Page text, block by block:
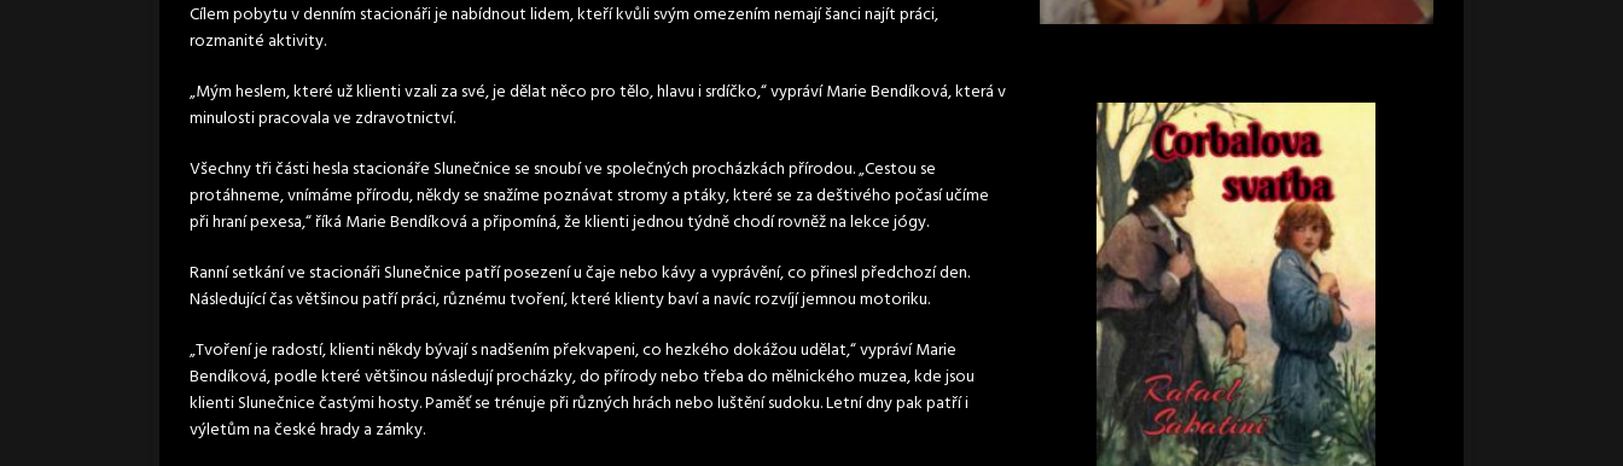
Cílem pobytu v denním stacionáři je nabídnout lidem, kteří kvůli svým omezením nemají šanci najít práci,
rozmanité aktivity.
„Mým heslem, které už klienti vzali za své, je dělat něco pro tělo, hlavu i srdíčko,“ vypráví Marie Bendíková, která v
minulosti pracovala ve zdravotnictví.
Všechny tři části hesla stacionáře Slunečnice se snoubí ve společných procházkách přírodou. „Cestou se
protáhneme, vnímáme přírodu, někdy se snažíme poznávat stromy a ptáky, které se za deštivého počasí učíme
při hraní pexesa,“ říká Marie Bendíková a připomíná, že klienti jednou týdně chodí rovněž na lekce jógy.
Ranní setkání ve stacionáři Slunečnice patří posezení u čaje nebo kávy a vyprávění, co přinesl předchozí den.
Následující čas většinou patří práci, různému tvoření, které klienty baví a navíc rozvíjí jemnou motoriku.
„Tvoření je radostí, klienti někdy bývají s nadšením překvapeni, co hezkého dokážou udělat,“ vypráví Marie
Bendíková, podle které většinou následují procházky, do přírody nebo třeba do mělnického muzea, kde jsou
klienti Slunečnice častými hosty. Paměť se trénuje při různých hrách nebo luštění sudoku. Letní dny pak patří i
výletům na české hrady a zámky.